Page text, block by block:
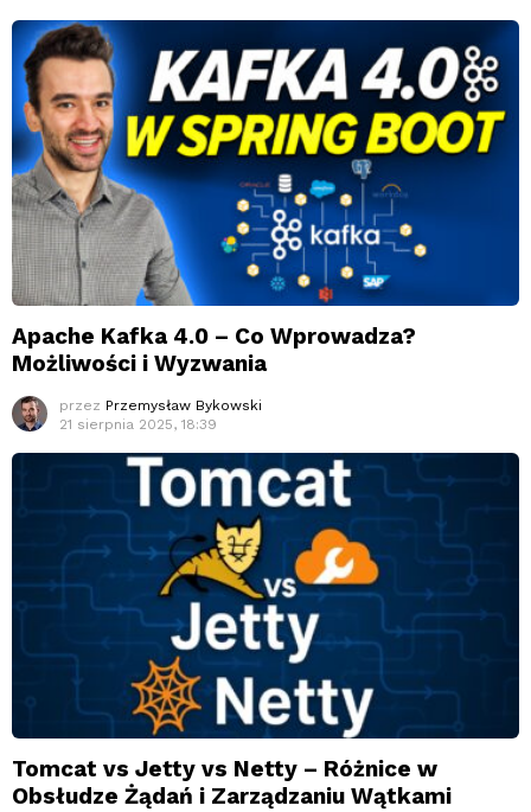
Apache Kafka 4.0 – Co Wprowadza?
Możliwości i Wyzwania
przez Przemysław Bykowski
21 sierpnia 2025, 18:39
Tomcat vs Jetty vs Netty – Różnice w
Obsłudze Żądań i Zarządzaniu Wątkami